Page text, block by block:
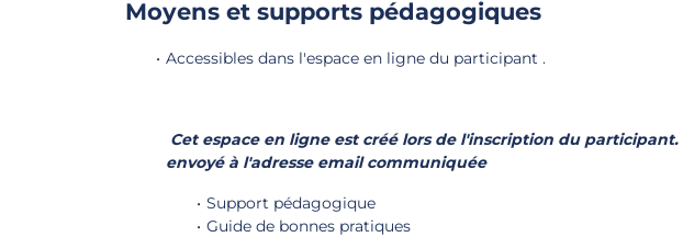
Moyens et supports pédagogiques
Accessibles dans l'espace en ligne du participant .
Cet espace en ligne est créé lors de l'inscription du participant.
envoyé à l'adresse email communiquée
Support pédagogique
Guide de bonnes pratiques